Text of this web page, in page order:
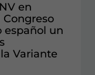
en
Congreso
español un
Variante